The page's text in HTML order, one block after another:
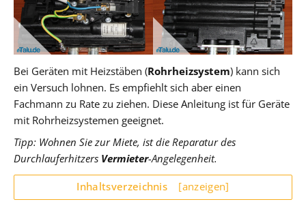
Bei Geräten mit Heizstäben (Rohrheizsystem) kann sich
ein Versuch lohnen. Es empfiehlt sich aber einen
Fachmann zu Rate zu ziehen. Diese Anleitung ist für Geräte
mit Rohrheizsystemen geeignet.
Tipp: Wohnen Sie zur Miete, ist die Reparatur des
Durchlauferhitzers Vermieter-Angelegenheit.
Inhaltsverzeichnis [anzeigen]